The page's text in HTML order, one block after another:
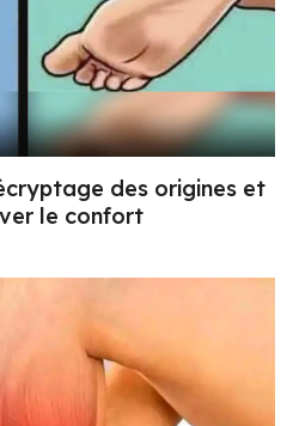
des origines et
le confort